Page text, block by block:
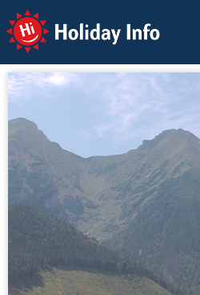
Holiday Info